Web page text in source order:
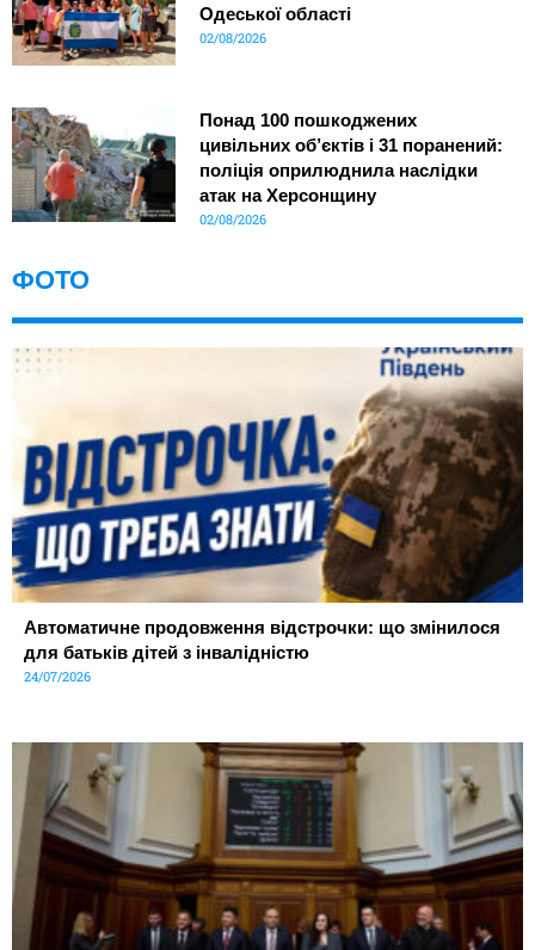
Одеської області
02/08/2026
Понад 100 пошкоджених
цивільних об’єктів і 31 поранений:
поліція оприлюднила наслідки
атак на Херсонщину
02/08/2026
ФОТО
Автоматичне продовження відстрочки: що змінилося
для батьків дітей з інвалідністю
24/07/2026